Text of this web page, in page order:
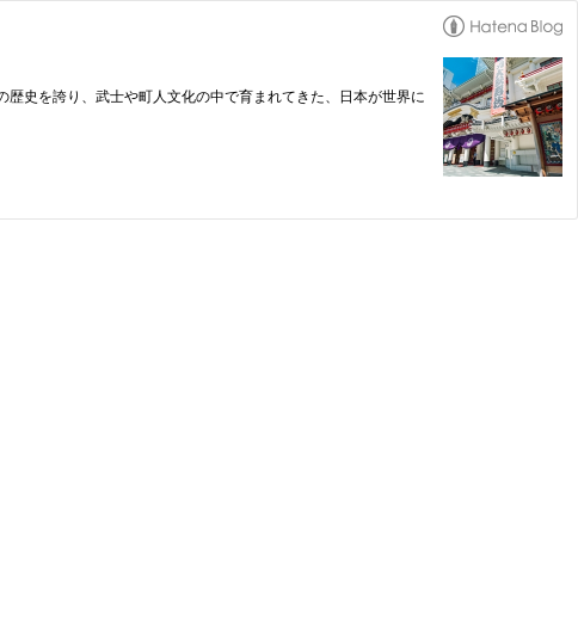
史を誇り、武士や町人文化の中で育まれてきた、日本が世界に